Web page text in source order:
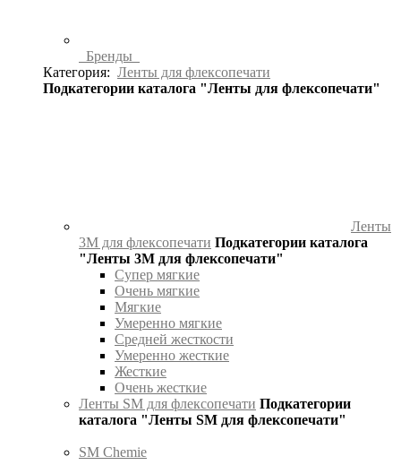
Бренды
Категория: Ленты для флексопечати
Подкатегории каталога "Ленты для флексопечати"
Ленты
3М для флексопечати Подкатегории каталога
"Ленты 3М для флексопечати"
Супер мягкие
Очень мягкие
Мягкие
Умеренно мягкие
Средней жесткости
Умеренно жесткие
Жесткие
Очень жесткие
Ленты SM для флексопечати Подкатегории
каталога "Ленты SM для флексопечати"
SM Chemie